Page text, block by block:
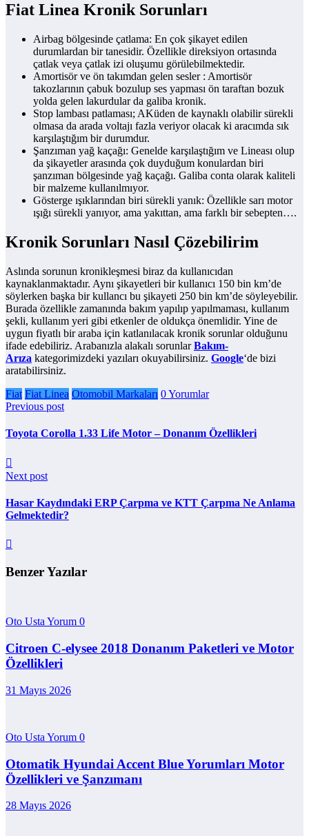
Fiat Linea Kronik Sorunları
Airbag bölgesinde çatlama: En çok şikayet edilen
durumlardan bir tanesidir. Özellikle direksiyon ortasında
çatlak veya çatlak izi oluşumu görülebilmektedir.
Amortisör ve ön takımdan gelen sesler : Amortisör
takozlarının çabuk bozulup ses yapması ön taraftan bozuk
yolda gelen lakurdular da galiba kronik.
Stop lambası patlaması; AKüden de kaynaklı olabilir sürekli
olmasa da arada voltajı fazla veriyor olacak ki aracımda sık
karşılaştığım bir durumdur.
Şanzıman yağ kaçağı: Genelde karşılaştığım ve Lineası olup
da şikayetler arasında çok duyduğum konulardan biri
şanzıman bölgesinde yağ kaçağı. Galiba conta olarak kaliteli
bir malzeme kullanılmıyor.
Gösterge ışıklarından biri sürekli yanık: Özellikle sarı motor
ışığı sürekli yanıyor, ama yakıttan, ama farklı bir sebepten….
Kronik Sorunları Nasıl Çözebilirim
Aslında sorunun kronikleşmesi biraz da kullanıcıdan
kaynaklanmaktadır. Aynı şikayetleri bir kullanıcı 150 bin km’de
söylerken başka bir kullancı bu şikayeti 250 bin km’de söyleyebilir.
Burada özellikle zamanında bakım yapılıp yapılmaması, kullanım
şekli, kullanım yeri gibi etkenler de oldukça önemlidir. Yine de
uygun fiyatlı bir araba için katlanılacak kronik sorunlar olduğunu
ifade edebiliriz. Arabanızla alakalı sorunlarBakım-
Arıza kategorimizdeki yazıları okuyabilirsiniz. Google‘de bizi
aratabilirsiniz.
Fiat Fiat Linea Otomobil Markaları 0 Yorumlar
Previous post
Toyota Corolla 1.33 Life Motor – Donanım Özellikleri
Next post
Hasar Kaydındaki ERP Çarpma ve KTT Çarpma Ne Anlama
Gelmektedir?
Benzer Yazılar
Oto Usta Yorum 0
Citroen C-elysee 2018 Donanım Paketleri ve Motor
Özellikleri
31 Mayıs 2026
Oto Usta Yorum 0
Otomatik Hyundai Accent Blue Yorumları Motor
Özellikleri ve Şanzımanı
28 Mayıs 2026